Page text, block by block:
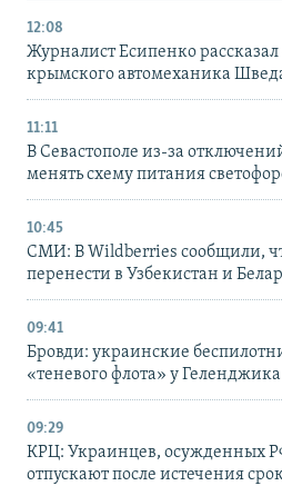
12:08
Журналист Есипенко рассказал
крымского автомеханика
11:11
В Севастополе из-за
менять схему питания
10:45
СМИ: В Wildberries сообщили,
перенести в Узбекистан и
09:41
Бровди: украинские
«теневого флота» у Геленджика
09:29
КРЦ: Украинцев, осужденных
отпускают после истечения